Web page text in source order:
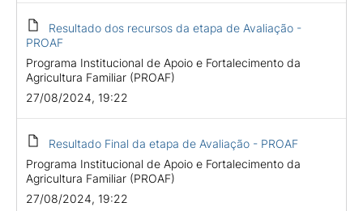
Resultado dos recursos da etapa de Avaliação -
PROAF
Programa Institucional de Apoio e Fortalecimento da
Agricultura Familiar (PROAF)
27/08/2024, 19:22
Resultado Final da etapa de Avaliação - PROAF
Programa Institucional de Apoio e Fortalecimento da
Agricultura Familiar (PROAF)
27/08/2024, 19:22